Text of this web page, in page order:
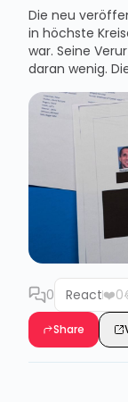
Die neu
in höchste
war. Seine
daran wenig.
0 React❤️0
Share